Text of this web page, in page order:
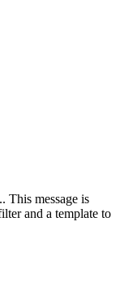
This message is
and a template to